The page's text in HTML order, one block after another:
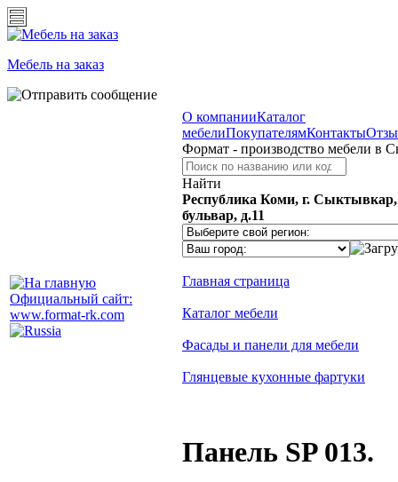
Мебель на заказ
Официальный сайт:
www.format-rk.com
О компанииКаталог
мебелиПокупателямКонтакты
Формат - производство мебели в
Найти
Республика Коми, г.
бульвар, д.11
Главная страница
Каталог мебели
Фасады и панели для мебели
Глянцевые кухонные фартуки
Панель SP 013.